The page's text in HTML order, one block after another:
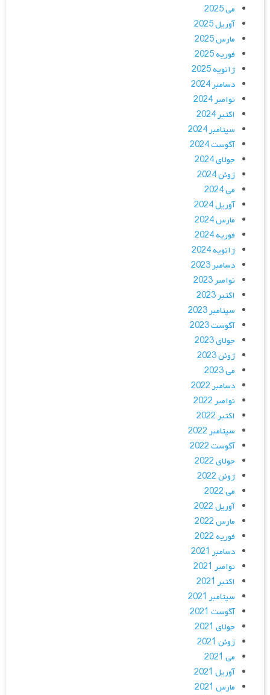
می 2025
آوریل 2025
مارس 2025
فوریه 2025
ژانویه 2025
دسامبر 2024
نوامبر 2024
اکتبر 2024
سپتامبر 2024
آگوست 2024
جولای 2024
ژوئن 2024
می 2024
آوریل 2024
مارس 2024
فوریه 2024
ژانویه 2024
دسامبر 2023
نوامبر 2023
اکتبر 2023
سپتامبر 2023
آگوست 2023
جولای 2023
ژوئن 2023
می 2023
دسامبر 2022
نوامبر 2022
اکتبر 2022
سپتامبر 2022
آگوست 2022
جولای 2022
ژوئن 2022
می 2022
آوریل 2022
مارس 2022
فوریه 2022
دسامبر 2021
نوامبر 2021
اکتبر 2021
سپتامبر 2021
آگوست 2021
جولای 2021
ژوئن 2021
می 2021
آوریل 2021
مارس 2021